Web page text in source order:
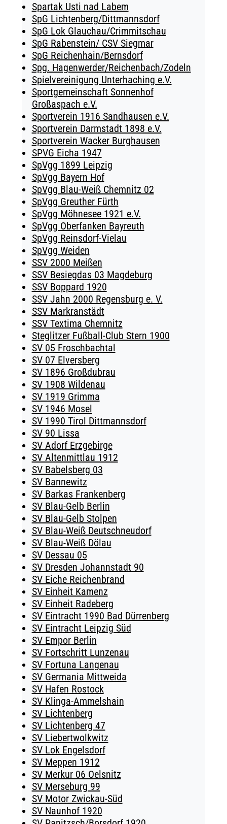
Spartak Usti nad Labem
SpG Lichtenberg/Dittmannsdorf
SpG Lok Glauchau/Crimmitschau
SpG Rabenstein/ CSV Siegmar
SpG Reichenhain/Bernsdorf
Spg. Hagenwerder/Reichenbach/Zodeln
Spielvereinigung Unterhaching e.V.
Sportgemeinschaft Sonnenhof
Großaspach e.V.
Sportverein 1916 Sandhausen e.V.
Sportverein Darmstadt 1898 e.V.
Sportverein Wacker Burghausen
SPVG Eicha 1947
SpVgg 1899 Leipzig
SpVgg Bayern Hof
SpVgg Blau-Weiß Chemnitz 02
SpVgg Greuther Fürth
SpVgg Möhnesee 1921 e.V.
SpVgg Oberfanken Bayreuth
SpVgg Reinsdorf-Vielau
SpVgg Weiden
SSV 2000 Meißen
SSV Besiegdas 03 Magdeburg
SSV Boppard 1920
SSV Jahn 2000 Regensburg e. V.
SSV Markranstädt
SSV Textima Chemnitz
Steglitzer Fußball-Club Stern 1900
SV 05 Froschbachtal
SV 07 Elversberg
SV 1896 Großdubrau
SV 1908 Wildenau
SV 1919 Grimma
SV 1946 Mosel
SV 1990 Tirol Dittmannsdorf
SV 90 Lissa
SV Adorf Erzgebirge
SV Altenmittlau 1912
SV Babelsberg 03
SV Bannewitz
SV Barkas Frankenberg
SV Blau-Gelb Berlin
SV Blau-Gelb Stolpen
SV Blau-Weiß Deutschneudorf
SV Blau-Weiß Dölau
SV Dessau 05
SV Dresden Johannstadt 90
SV Eiche Reichenbrand
SV Einheit Kamenz
SV Einheit Radeberg
SV Eintracht 1990 Bad Dürrenberg
SV Eintracht Leipzig Süd
SV Empor Berlin
SV Fortschritt Lunzenau
SV Fortuna Langenau
SV Germania Mittweida
SV Hafen Rostock
SV Klinga-Ammelshain
SV Lichtenberg
SV Lichtenberg 47
SV Liebertwolkwitz
SV Lok Engelsdorf
SV Meppen 1912
SV Merkur 06 Oelsnitz
SV Merseburg 99
SV Motor Zwickau-Süd
SV Naunhof 1920